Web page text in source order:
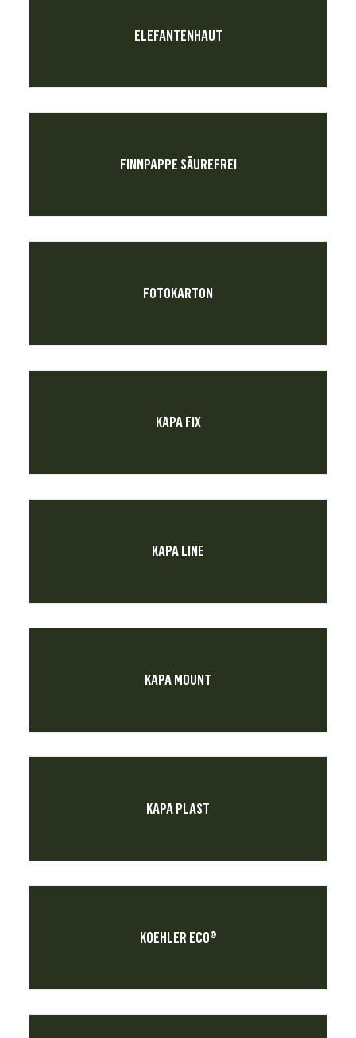
ELEFANTENHAUT
FINNPAPPE SÄUREFREI
FOTOKARTON
KAPA FIX
KAPA LINE
KAPA MOUNT
KAPA PLAST
KOEHLER ECO®